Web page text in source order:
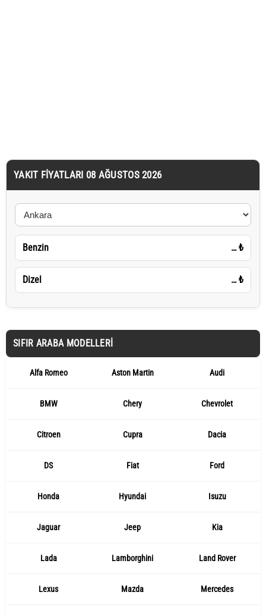
YAKIT FIYATLARI 08 AĞUSTOS 2026
Benzin … ₺
Dizel … ₺
SIFIR ARABA MODELLERI
Alfa Romeo Aston Martin Audi
BMW Chery Chevrolet
Citroen Cupra Dacia
DS Fiat Ford
Honda Hyundai Isuzu
Jaguar Jeep Kia
Lada Lamborghini Land Rover
Lexus Mazda Mercedes